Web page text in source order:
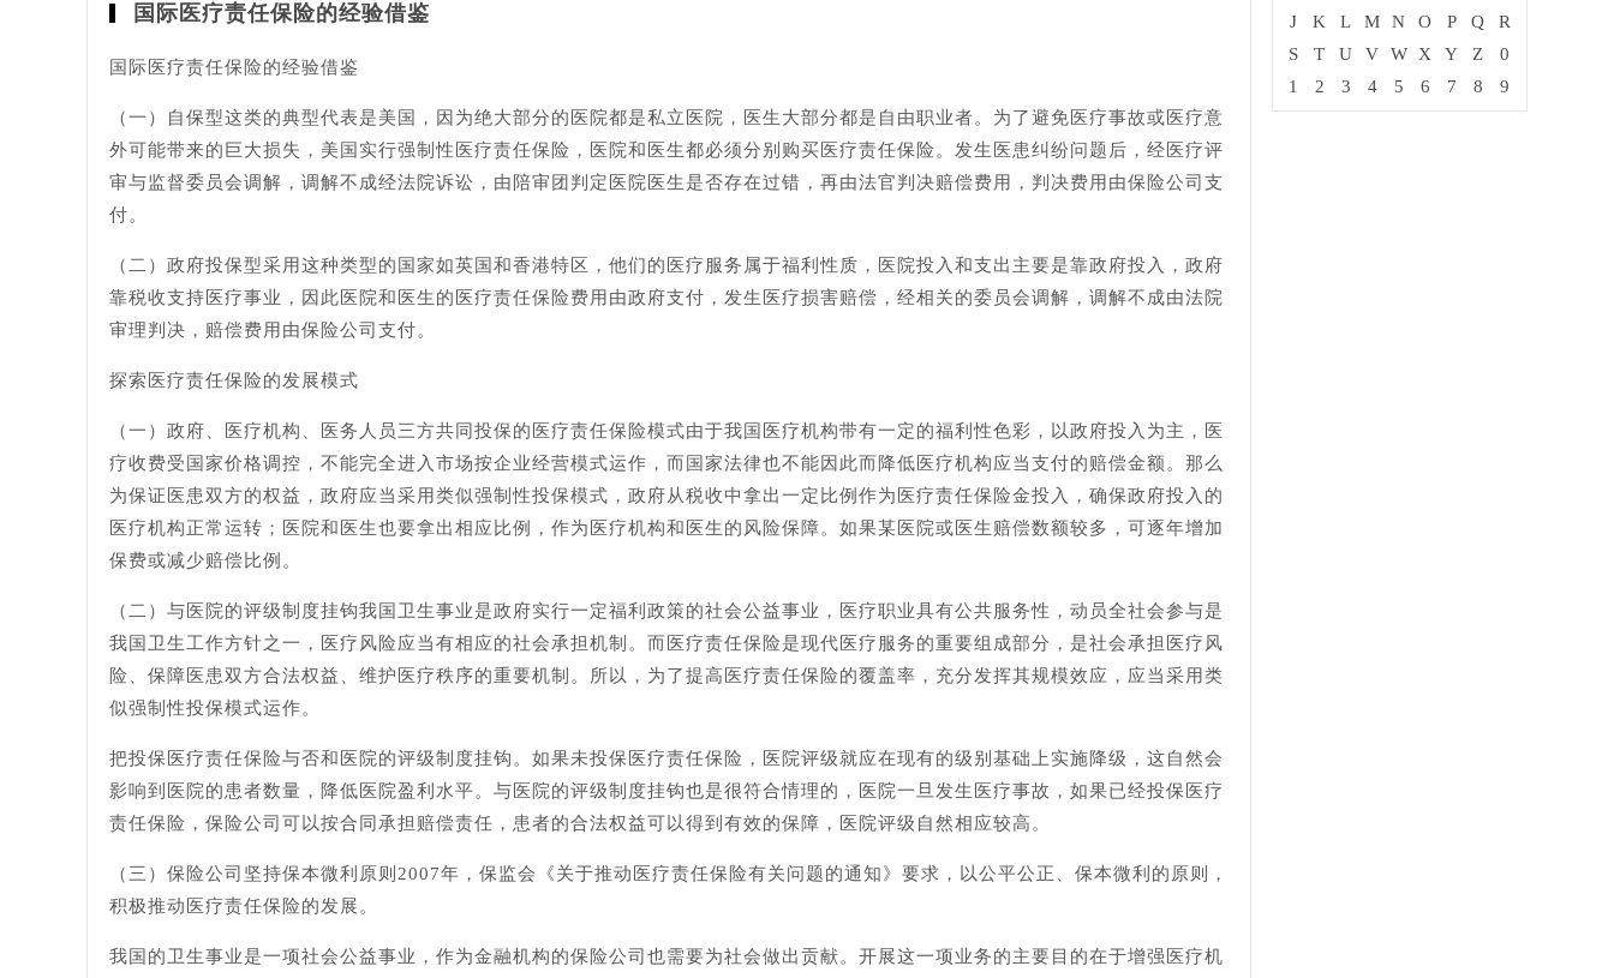
国际医疗责任保险的经验借鉴
国际医疗责任保险的经验借鉴
（一）自保型这类的典型代表是美国，因为绝大部分的医院都是私立医院，医生大部分都是自由职业者。为了避免医疗事故或医疗意
外可能带来的巨大损失，美国实行强制性医疗责任保险，医院和医生都必须分别购买医疗责任保险。发生医患纠纷问题后，经医疗评
审与监督委员会调解，调解不成经法院诉讼，由陪审团判定医院医生是否存在过错，再由法官判决赔偿费用，判决费用由保险公司支
付。
（二）政府投保型采用这种类型的国家如英国和香港特区，他们的医疗服务属于福利性质，医院投入和支出主要是靠政府投入，政府
靠税收支持医疗事业，因此医院和医生的医疗责任保险费用由政府支付，发生医疗损害赔偿，经相关的委员会调解，调解不成由法院
审理判决，赔偿费用由保险公司支付。
探索医疗责任保险的发展模式
（一）政府、医疗机构、医务人员三方共同投保的医疗责任保险模式由于我国医疗机构带有一定的福利性色彩，以政府投入为主，医
疗收费受国家价格调控，不能完全进入市场按企业经营模式运作，而国家法律也不能因此而降低医疗机构应当支付的赔偿金额。那么
为保证医患双方的权益，政府应当采用类似强制性投保模式，政府从税收中拿出一定比例作为医疗责任保险金投入，确保政府投入的
医疗机构正常运转；医院和医生也要拿出相应比例，作为医疗机构和医生的风险保障。如果某医院或医生赔偿数额较多，可逐年增加
保费或减少赔偿比例。
（二）与医院的评级制度挂钩我国卫生事业是政府实行一定福利政策的社会公益事业，医疗职业具有公共服务性，动员全社会参与是
我国卫生工作方针之一，医疗风险应当有相应的社会承担机制。而医疗责任保险是现代医疗服务的重要组成部分，是社会承担医疗风
险、保障医患双方合法权益、维护医疗秩序的重要机制。所以，为了提高医疗责任保险的覆盖率，充分发挥其规模效应，应当采用类
似强制性投保模式运作。
把投保医疗责任保险与否和医院的评级制度挂钩。如果未投保医疗责任保险，医院评级就应在现有的级别基础上实施降级，这自然会
影响到医院的患者数量，降低医院盈利水平。与医院的评级制度挂钩也是很符合情理的，医院一旦发生医疗事故，如果已经投保医疗
责任保险，保险公司可以按合同承担赔偿责任，患者的合法权益可以得到有效的保障，医院评级自然相应较高。
（三）保险公司坚持保本微利原则2007年，保监会《关于推动医疗责任保险有关问题的通知》要求，以公平公正、保本微利的原则，
积极推动医疗责任保险的发展。
我国的卫生事业是一项社会公益事业，作为金融机构的保险公司也需要为社会做出贡献。开展这一项业务的主要目的在于增强医疗机
J
K L M N O P Q
R
S
T U V W X Y Z
0
1
2 3 4 5 6 7 8 9